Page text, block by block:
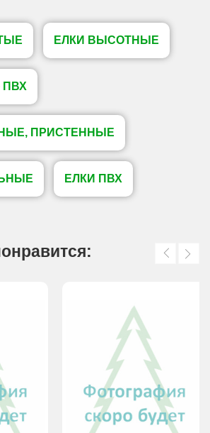
ЕЛКИ ВЫСОТНЫЕ
ПВХ
ПРИСТЕННЫЕ
ЕЛКИ ПВХ